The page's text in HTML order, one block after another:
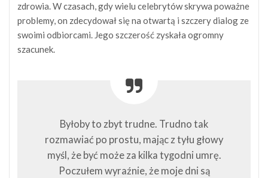
zdrowia. W czasach, gdy wielu celebrytów skrywa poważne
problemy, on zdecydował się na otwartą i szczery dialog ze
swoimi odbiorcami. Jego szczerość zyskała ogromny
szacunek.
Byłoby to zbyt trudne. Trudno tak
rozmawiać po prostu, mając z tyłu głowy
myśl, że być może za kilka tygodni umrę.
Poczułem wyraźnie, że moje dni są